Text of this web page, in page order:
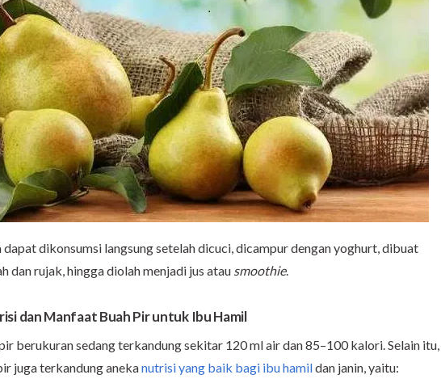
dapat dikonsumsi langsung setelah dicuci, dicampur dengan yoghurt, dibuat
dan rujak, hingga diolah menjadi jus atau smoothie.
dan Manfaat Buah Pir untuk Ibu Hamil
berukuran sedang terkandung sekitar 120 ml air dan 85–100 kalori. Selain itu,
juga terkandung anekanutrisi yang baik bagi ibu hamildan janin, yaitu: